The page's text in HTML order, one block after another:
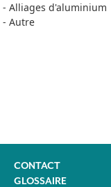
- Alliages d'aluminium
- Autre
CONTACT
GLOSSAIRE